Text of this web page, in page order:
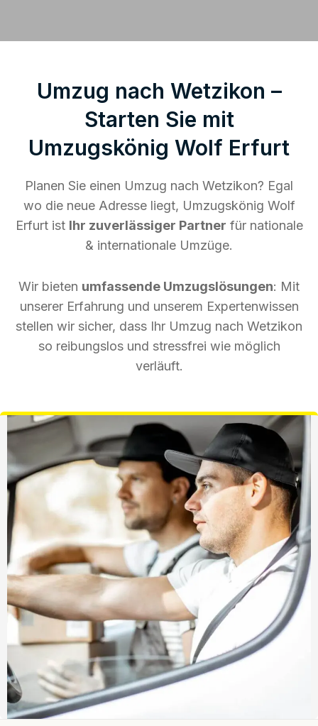
Umzug nach Wetzikon –
Starten Sie mit
Umzugskönig Wolf Erfurt
Planen Sie einen Umzug nach Wetzikon? Egal
wo die neue Adresse liegt, Umzugskönig Wolf
Erfurt ist Ihr zuverlässiger Partner für nationale
& internationale Umzüge.
Wir bieten umfassende Umzugslösungen: Mit
unserer Erfahrung und unserem Expertenwissen
stellen wir sicher, dass Ihr Umzug nach Wetzikon
so reibungslos und stressfrei wie möglich
verläuft.